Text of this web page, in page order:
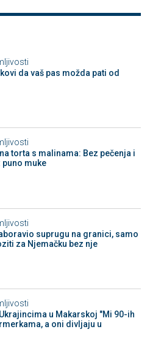
da vaš pas možda pati od
torta s malinama: Bez pečenja i
muke
suprugu na granici, samo
za Njemačku bez nje
u Makarskoj "Mi 90-ih
a oni divljaju u